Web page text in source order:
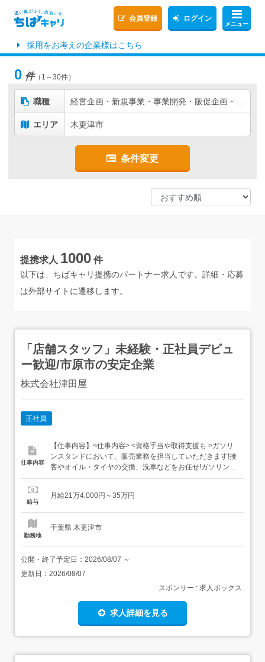
メニュー
会員登録 ログイン
採用をお考えの企業様はこちら
0 件（1～30件）
職種
エリア 木更津市
条件変更
提携求人 1000 件
以下は、ちばキャリ提携のパートナー求人です。詳細・応募
は外部サイトに遷移します。
「店舗スタッフ」未経験・正社員デビュ
ー歓迎/市原市の安定企業
株式会社津田屋
正社員
仕事内容
【仕事内容】<仕事内容> <資格手当や取得支援も >ガソリ
ンスタンドにおいて、販売業務を担当していただきます!接
客やオイル・タイヤの交換、洗車などをお任せ!ガソリンス
タンドにおいて、販売業務を担当していただきます。・(セ
検、オイル、タイヤ交換・洗車作業 接客、販売業務が中心
給与
月給21万4,000円～35万円
勤務地
千葉県 木更津市
公開・終了予定日： 2026/08/07 ～
更新日： 2026/08/07
スポンサー : 求人ボックス
求人詳細を見る